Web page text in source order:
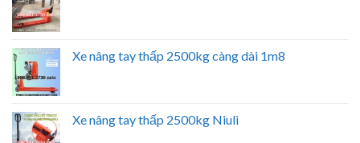
Xe nâng tay thấp 2500kg càng dài 1m8
Xe nâng tay thấp 2500kg Niuli